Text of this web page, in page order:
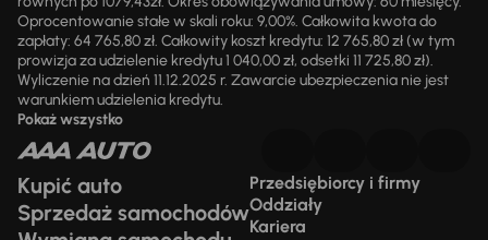
Oprocentowanie stałe w skali roku: 9,00%. Całkowita kwota do
zapłaty: 64 765,80 zł. Całkowity koszt kredytu: 12 765,80 zł (w tym
prowizja za udzielenie kredytu 1 040,00 zł, odsetki 11 725,80 zł).
Wyliczenie na dzień 11.12.2025 r. Zawarcie ubezpieczenia nie jest
warunkiem udzielenia kredytu.
Pokaż wszystko
Kupić auto
Sprzedaż samochodów
Przedsiębiorcy i firmy
Oddziały
Kariera